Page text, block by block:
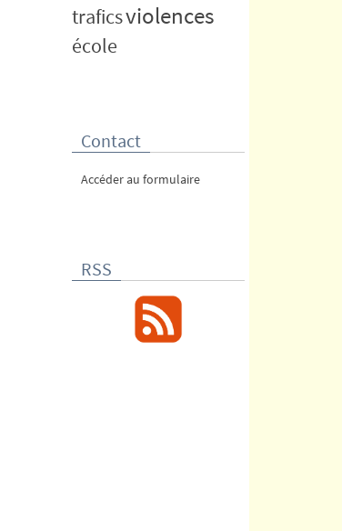
traficsviolences
école
Contact
Accéder au formulaire
RSS